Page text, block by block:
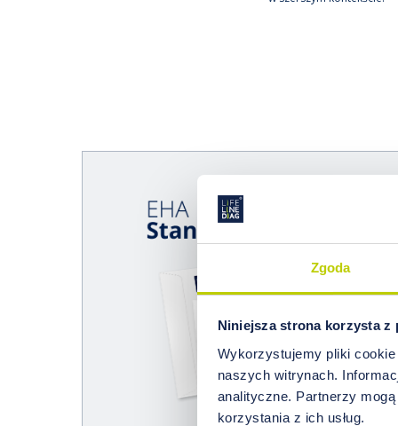
Zgoda
Niniejsza strona korzysta z
Wykorzystujemy pliki
naszych witrynach.
analityczne. Partnerzy
korzystania z ich usług.